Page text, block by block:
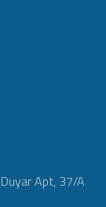
Apt, 37/A